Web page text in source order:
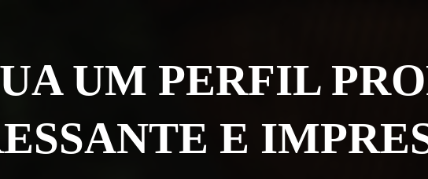
UM PERFIL
E